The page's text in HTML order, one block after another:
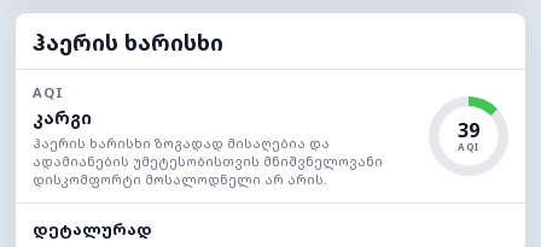
ჰაერის ხარისხი
AQI
კარგი
ჰაერის ხარისხი ზოგადად მისაღებია და
ადამიანების უმეტესობისთვის მნიშვნელოვანი
დისკომფორტი მოსალოდნელი არ არის.
39
AQI
დეტალურად